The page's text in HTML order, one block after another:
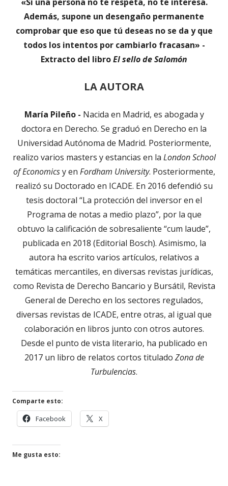
Además, supone un desengaño permanente
comprobar que eso que tú deseas no se da y que
todos los intentos por cambiarlo fracasan» -
Extracto del libroEl sello de Salomón
LA AUTORA
María Pileño - Nacida en Madrid, es abogada y
doctora en Derecho. Se graduó en Derecho en la
Universidad Autónoma de Madrid. Posteriormente,
realizo varios masters y estancias en la London School
of Economicsy en Fordham University. Posteriormente,
realizó su Doctorado en ICADE. En 2016 defendió su
tesis doctoral “La protección del inversor en el
Programa de notas a medio plazo”, por la que
obtuvo la calificación de sobresaliente “cum laude”,
publicada en 2018 (Editorial Bosch). Asimismo, la
autora ha escrito varios artículos, relativos a
temáticas mercantiles, en diversas revistas jurídicas,
como Revista de Derecho Bancario y Bursátil, Revista
General de Derecho en los sectores regulados,
diversas revistas de ICADE, entre otras, al igual que
colaboración en libros junto con otros autores.
Desde el punto de vista literario, ha publicado en
2017 un libro de relatos cortos titulado Zona de
Turbulencias.
Comparte esto:
Facebook
en
X
en
Me gusta esto: